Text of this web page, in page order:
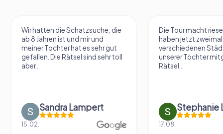
Wir hatten die Schatzsuche, die
ab 8 Jahren ist und mir und
meiner Tochter hat es sehr gut
gefallen. Die Rätsel sind sehr toll
aber...
Sandra Lampert
15.02.
Die Tour macht
haben jetzt zweimal
verschiedenen
unserer Töchter
Rätsel...
Stephanie
17.08.